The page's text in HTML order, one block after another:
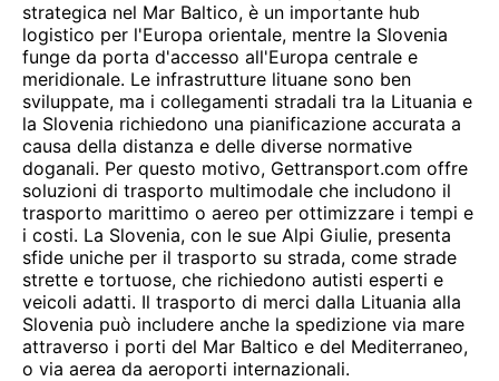
strategica nel Mar Baltico, è un importante hub
logistico per l'Europa orientale, mentre la Slovenia
funge da porta d'accesso all'Europa centrale e
meridionale. Le infrastrutture lituane sono ben
sviluppate, ma i collegamenti stradali tra la Lituania e
la Slovenia richiedono una pianificazione accurata a
causa della distanza e delle diverse normative
doganali. Per questo motivo, Gettransport.com offre
soluzioni di trasporto multimodale che includono il
trasporto marittimo o aereo per ottimizzare i tempi e
i costi. La Slovenia, con le sue Alpi Giulie, presenta
sfide uniche per il trasporto su strada, come strade
strette e tortuose, che richiedono autisti esperti e
veicoli adatti. Il trasporto di merci dalla Lituania alla
Slovenia può includere anche la spedizione via mare
attraverso i porti del Mar Baltico e del Mediterraneo,
o via aerea da aeroporti internazionali.